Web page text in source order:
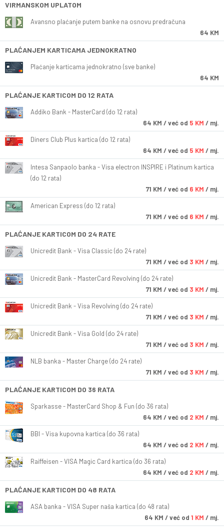
VIRMANSKOM UPLATOM
Avansno plaćanje putem banke na osnovu predračuna
64 KM
PLAĆANJEM KARTICAMA JEDNOKRATNO
Plaćanje karticama jednokratno (sve banke)
64 KM
PLAĆANJE KARTICOM DO 12 RATA
Addiko Bank - MasterCard (do 12 rata)
64 KM / već od 5 KM / mj.
Diners Club Plus kartica (do 12 rata)
64 KM / već od 5 KM / mj.
Intesa Sanpaolo banka - Visa electron INSPIRE i Platinum kartica
(do 12 rata)
71 KM / već od 6 KM / mj.
American Express (do 12 rata)
71 KM / već od 6 KM / mj.
PLAĆANJE KARTICOM DO 24 RATE
Unicredit Bank - Visa Classic (do 24 rate)
71 KM / već od 3 KM / mj.
Unicredit Bank - MasterCard Revolving (do 24 rate)
71 KM / već od 3 KM / mj.
Unicredit Bank - Visa Revolving (do 24 rate)
71 KM / već od 3 KM / mj.
Unicredit Bank - Visa Gold (do 24 rate)
71 KM / već od 3 KM / mj.
NLB banka - Master Charge (do 24 rate)
71 KM / već od 3 KM / mj.
PLAĆANJE KARTICOM DO 36 RATA
Sparkasse - MasterCard Shop & Fun (do 36 rata)
64 KM / već od 2 KM / mj.
BBI - Visa kupovna kartica (do 36 rata)
64 KM / već od 2 KM / mj.
Raiffeisen - VISA Magic Card kartica (do 36 rata)
64 KM / već od 2 KM / mj.
PLAĆANJE KARTICOM DO 48 RATA
ASA banka - VISA Super naša kartica (do 48 rata)
64 KM / već od 1 KM / mj.